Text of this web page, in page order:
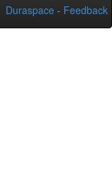
Duraspace - Feedback